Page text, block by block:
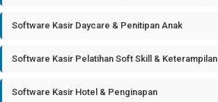
Software Kasir Daycare & Penitipan Anak
Software Kasir Pelatihan Soft Skill & Keterampilan
Software Kasir Hotel & Penginapan